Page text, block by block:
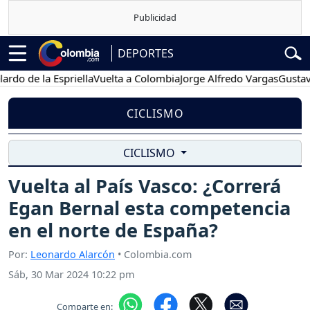
DEPORTES
la EspriellaVuelta a ColombiaJorge Alfredo VargasGustavo
CICLISMO
CICLISMO
Vuelta al País Vasco: ¿Correrá
Egan Bernal esta competencia
en el norte de España?
Por: Leonardo Alarcón • Colombia.com
Sáb, 30 Mar 2024 10:22 pm
Comparte en: